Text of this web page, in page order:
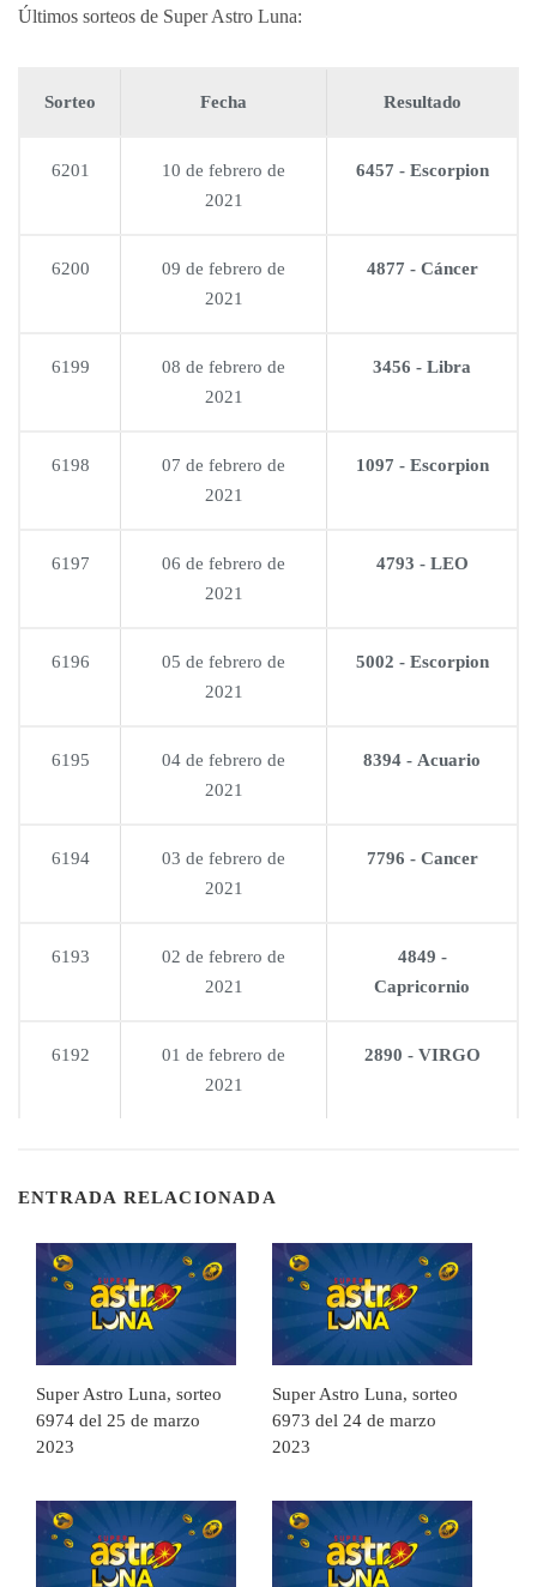
Últimos sorteos de Super Astro Luna:
Sorteo Fecha Resultado
6201
10 de febrero de
2021
6457 - Escorpion
6200
09 de febrero de
2021
4877 - Cáncer
6199
08 de febrero de
2021
3456 - Libra
6198
07 de febrero de
2021
1097 - Escorpion
6197
06 de febrero de
2021
4793 - LEO
6196
05 de febrero de
2021
5002 - Escorpion
6195
04 de febrero de
2021
8394 - Acuario
6194
03 de febrero de
2021
7796 - Cancer
6193
02 de febrero de
2021
4849 -
Capricornio
6192
01 de febrero de
2021
2890 - VIRGO
ENTRADA RELACIONADA
Super Astro Luna, sorteo
6974 del 25 de marzo
2023
Super Astro Luna, sorteo
6973 del 24 de marzo
2023